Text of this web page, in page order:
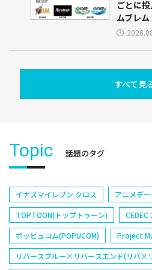
ごとに
ムブレ
すべて見
Topic 話題のタグ
イナズマイレブン クロス
アニメデ
TOPTOON(トップトゥーン)
CEDEC
ポッピュコム(POPUCOM)
Project
リバースブルー×リバースエンド(リバ×